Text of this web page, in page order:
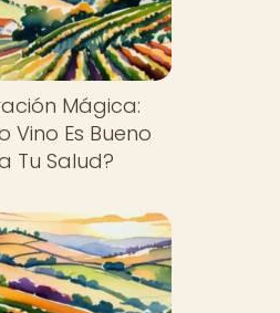
Mágica:
Vino Es Bueno
Tu Salud?